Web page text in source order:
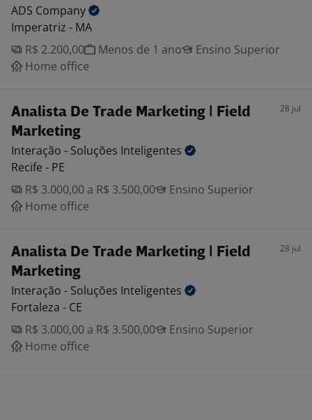
ADS Company
Imperatriz - MA
R$ 2.200,00
Menos de 1 ano
Ensino Superior
Home office
Analista De Trade Marketing | Field
Marketing
28 jul
Interação - Soluções Inteligentes
Recife - PE
R$ 3.000,00 a R$ 3.500,00
Ensino Superior
Home office
Analista De Trade Marketing | Field
Marketing
28 jul
Interação - Soluções Inteligentes
Fortaleza - CE
R$ 3.000,00 a R$ 3.500,00
Ensino Superior
Home office